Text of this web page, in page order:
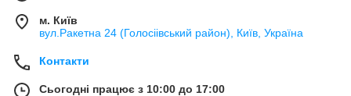
м. Київ
вул.Ракетна 24 (Голосіівський район), Київ, Україна
Контакти
Сьогодні працює з 10:00 до 17:00